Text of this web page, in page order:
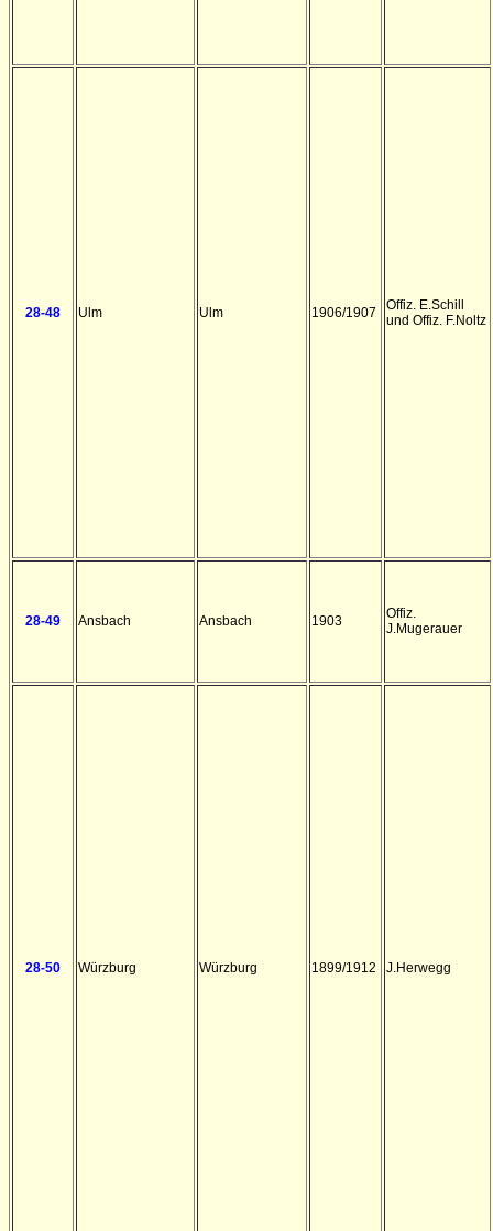
28-48 Ulm Ulm 1906/1907
Offiz. E.Schill
und Offiz. F.Noltz
28-49 Ansbach Ansbach 1903
Offiz.
J.Mugerauer
28-50 Würzburg Würzburg 1899/1912 J.Herwegg